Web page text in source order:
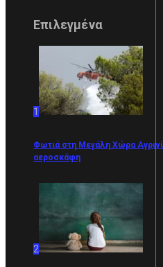
Επιλεγμένα
1
Φωτιά στη Μεγάλη Χώρα
αεροσκάφη
2